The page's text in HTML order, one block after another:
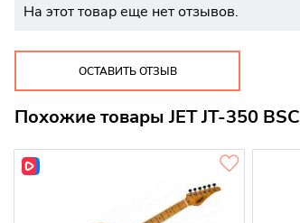
На этот товар еще нет отзывов.
ОСТАВИТЬ ОТЗЫВ
Похожие товары JET JT-350 BSC